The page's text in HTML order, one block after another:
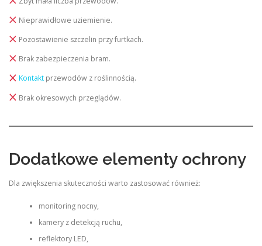
Nieprawidłowe uziemienie.
Pozostawienie szczelin przy furtkach.
Brak zabezpieczenia bram.
Kontaktprzewodów z roślinnością.
Brak okresowych przeglądów.
Dodatkowe elementy ochrony
Dla zwiększenia skuteczności warto zastosować również:
monitoring nocny,
kamery z detekcją ruchu,
reflektory LED,